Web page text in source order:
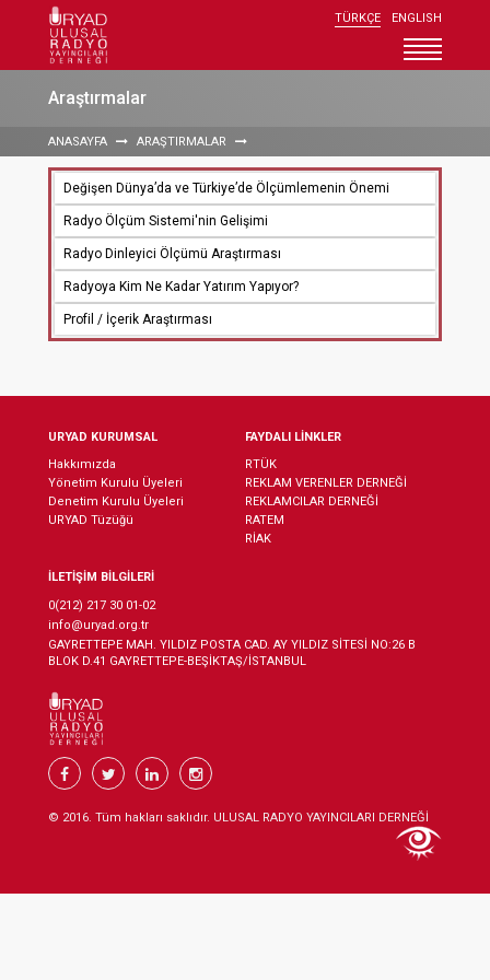
TÜRKÇE ENGLISH
Uryad Üyelik
Araştırmalar
Duyurular
Radyoyu Keşfedin
Araştırmalar
ANASAYFA ARAŞTIRMALAR
Değişen Dünya’da ve Türkiye’de Ölçümlemenin Önemi
Radyo Ölçüm Sistemi'nin Gelişimi
Radyo Dinleyici Ölçümü Araştırması
Radyoya Kim Ne Kadar Yatırım Yapıyor?
Profil / İçerik Araştırması
FAYDALI LİNKLER
RTÜK
REKLAM VERENLER DERNEĞİ
REKLAMCILAR DERNEĞİ
RATEM
RİAK
URYAD KURUMSAL
Hakkımızda
Yönetim Kurulu Üyeleri
Denetim Kurulu Üyeleri
URYAD Tüzüğü
İLETİŞİM BİLGİLERİ
0(212) 217 30 01-02
info@uryad.org.tr
GAYRETTEPE MAH. YILDIZ POSTA CAD. AY YILDIZ SİTESİ NO:26 B
BLOK D.41 GAYRETTEPE-BEŞİKTAŞ/İSTANBUL
© 2016. Tüm hakları saklıdır. ULUSAL RADYO YAYINCILARI DERNEĞİ